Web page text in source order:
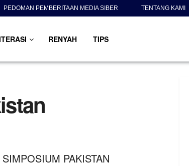
PEDOMAN PEMBERITAAN MEDIA SIBER TENTANG KAMI
RENYAH TIPS
SIMPOSIUM PAKISTAN